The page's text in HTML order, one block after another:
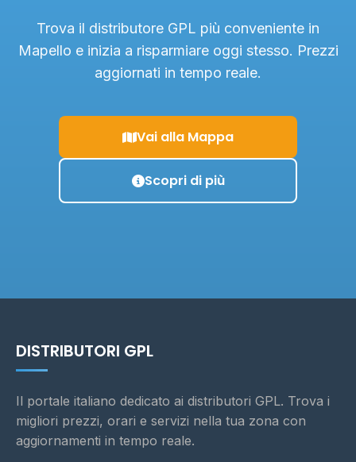
Trova il distributore GPL più conveniente in
Mapello e inizia a risparmiare oggi stesso. Prezzi
aggiornati in tempo reale.
Vai alla Mappa
Scopri di più
DISTRIBUTORI GPL
Il portale italiano dedicato ai distributori GPL. Trova i
migliori prezzi, orari e servizi nella tua zona con
aggiornamenti in tempo reale.